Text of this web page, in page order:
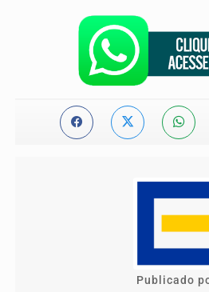
Publicado